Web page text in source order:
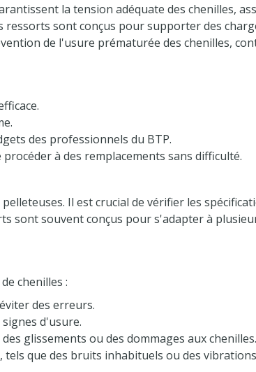
la tension adéquate des chenilles,
ressorts sont conçus pour supporter des
de l'usure prématurée des chenilles,
des professionnels du BTP.
à des remplacements sans difficulté.
Il est crucial de vérifier les
sont souvent conçus pour s'adapter à
chenilles :
des erreurs.
d'usure.
glissements ou des dommages aux chenilles.
que des bruits inhabituels ou des